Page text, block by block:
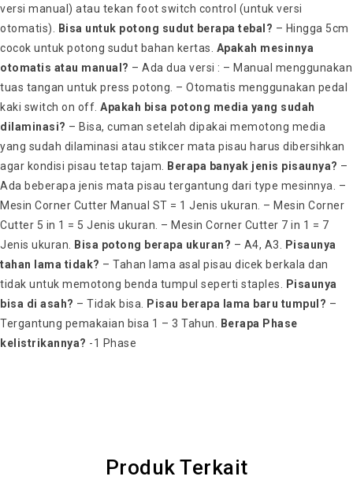
versi manual) atau tekan foot switch control (untuk versi
otomatis).
Bisa untuk potong sudut berapa tebal? – Hingga 5cm
cocok untuk potong sudut bahan kertas. Apakah mesinnya
otomatis atau manual? – Ada dua versi : – Manual menggunakan
tuas tangan untuk press potong. – Otomatis menggunakan pedal
kaki switch on off. Apakah bisa potong media yang sudah
dilaminasi? – Bisa, cuman setelah dipakai memotong media
yang sudah dilaminasi atau stikcer mata pisau harus dibersihkan
agar kondisi pisau tetap tajam.
Berapa banyak jenis pisaunya? –
Ada beberapa jenis mata pisau tergantung dari type mesinnya. –
Mesin Corner Cutter Manual ST = 1 Jenis ukuran. – Mesin Corner
Cutter 5 in 1 = 5 Jenis ukuran. – Mesin Corner Cutter 7 in 1 = 7
Jenis ukuran.
Bisa potong berapa ukuran? – A4, A3.
Pisaunya
tahan lama tidak? – Tahan lama asal pisau dicek berkala dan
tidak untuk memotong benda tumpul seperti staples.
Pisaunya
bisa di asah? – Tidak bisa. Pisau berapa lama baru tumpul? –
Tergantung pemakaian bisa 1 – 3 Tahun.
Berapa Phase
kelistrikannya? -1 Phase
Produk Terkait